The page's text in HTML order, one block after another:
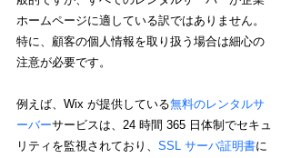
ホームページに適している訳ではありません。
特に、顧客の個人情報を取り扱う場合は細心の
注意が必要です。
例えば、Wix が提供している無料のレンタルサ
ーバーサービスは、24 時間 365 日体制でセキュ
リティを監視されており、 SSL サーバ証明書に